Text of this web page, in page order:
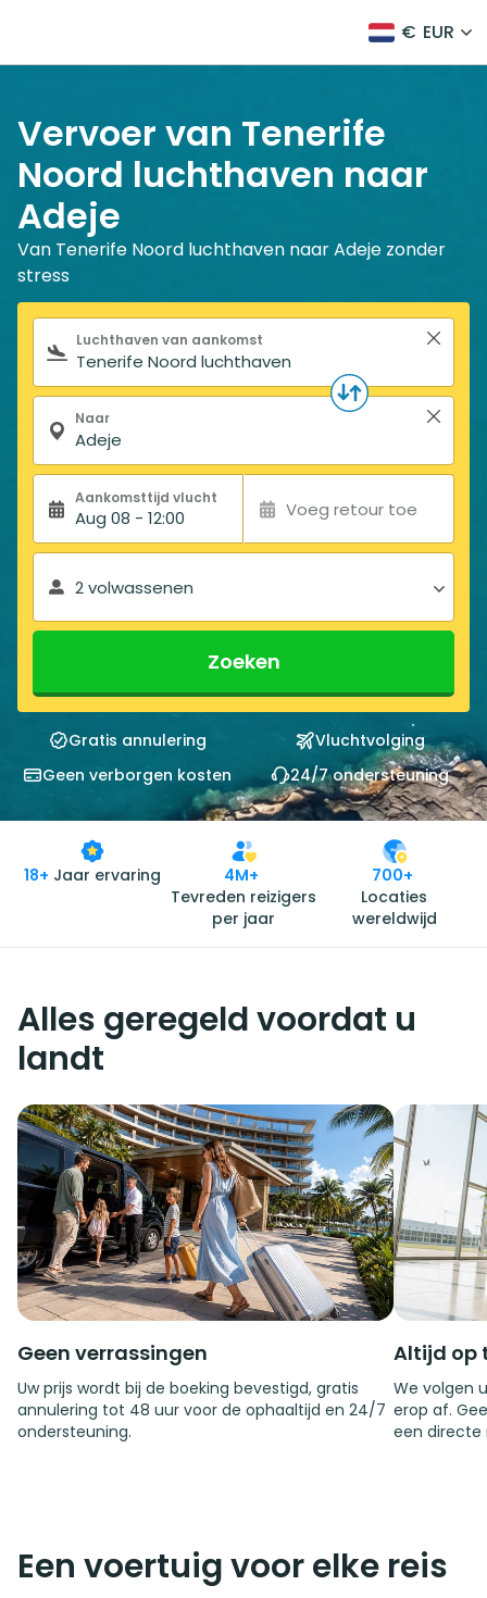
€ EUR
Vervoer van Tenerife
Noord luchthaven naar
Adeje
Van Tenerife Noord luchthaven naar Adeje zonder
stress
Zoekformulier
Luchthaven van aankomst
Naar
Aankomsttijd vlucht
Aug 08 - 12:00 Voeg retour toe
2 volwassenen
Zoeken
Gratis annulering
Vluchtvolging
Geen verborgen kosten
24/7 ondersteuning
18+ Jaar ervaring
4M+
Tevreden reizigers
per jaar
700+
Locaties
wereldwijd
Alles geregeld voordat u
landt
Geen verrassingen
Uw prijs wordt bij de boeking bevestigd, gratis
annulering tot 48 uur voor de ophaaltijd en 24/7
ondersteuning.
Altijd op
We volgen
erop af.
een directe
Een voertuig voor elke reis